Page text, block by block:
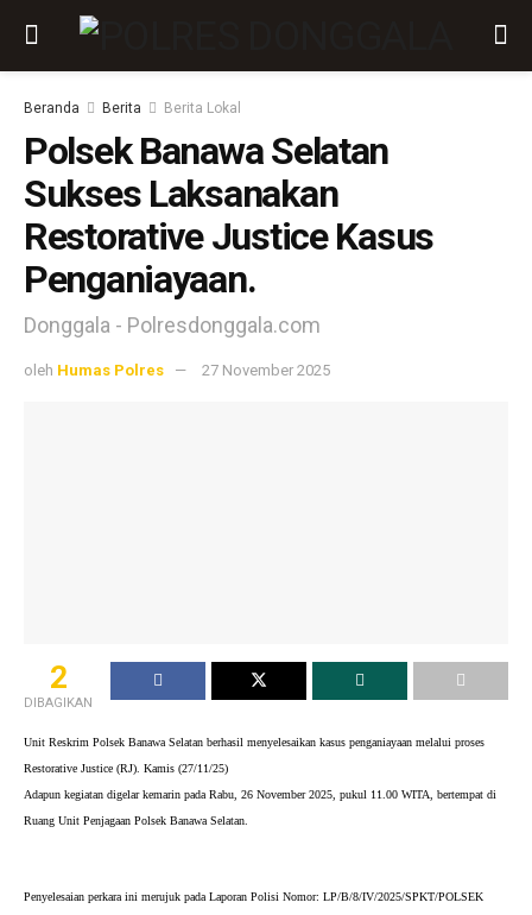
Beranda Berita Berita Lokal
Polsek Banawa Selatan
Sukses Laksanakan
Restorative Justice Kasus
Penganiayaan.
Donggala - Polresdonggala.com
oleh Humas Polres 27 November 2025
2
DIBAGIKAN
Unit Reskrim Polsek Banawa Selatan berhasil menyelesaikan kasus penganiayaan melalui proses
Restorative Justice (RJ). Kamis (27/11/25)
Adapun kegiatan digelar kemarin pada Rabu, 26 November 2025, pukul 11.00 WITA, bertempat di
Ruang Unit Penjagaan Polsek Banawa Selatan.
Penyelesaian perkara ini merujuk pada Laporan Polisi Nomor: LP/B/8/IV/2025/SPKT/POLSEK